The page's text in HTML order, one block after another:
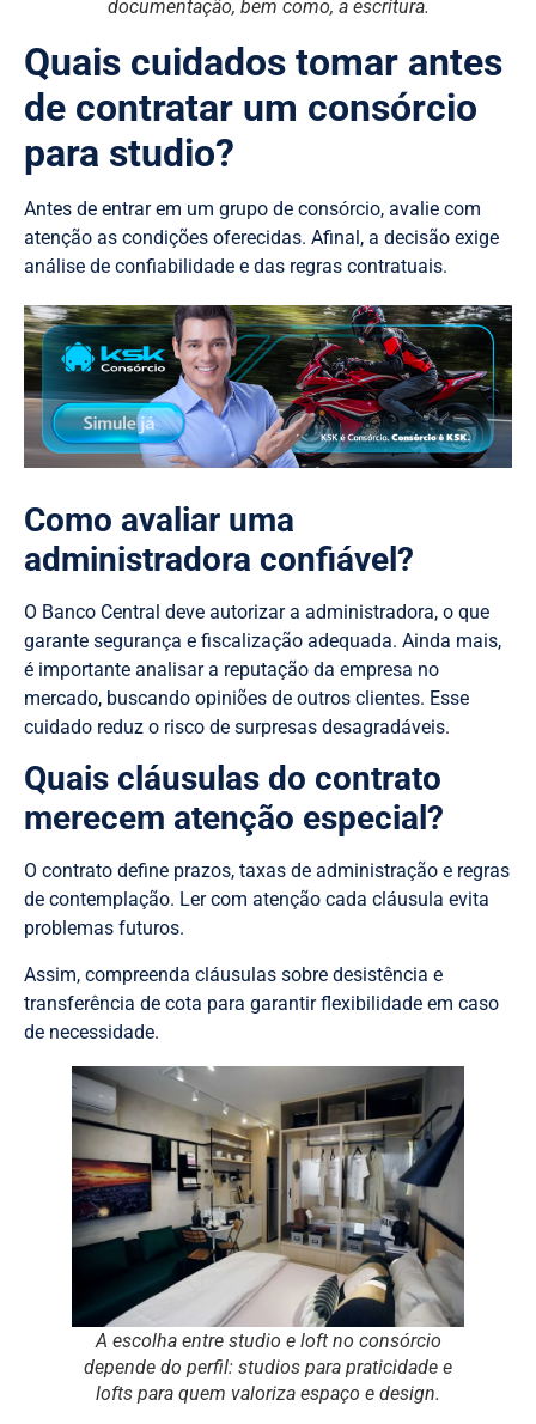
documentação, bem como, a escritura.
Quais cuidados tomar antes
de contratar um consórcio
para studio?
Antes de entrar em um grupo de consórcio, avalie com
atenção as condições oferecidas. Afinal, a decisão exige
análise de confiabilidade e das regras contratuais.
Como avaliar uma
administradora confiável?
O Banco Central deve autorizar a administradora, o que
garante segurança e fiscalização adequada. Ainda mais,
é importante analisar a reputação da empresa no
mercado, buscando opiniões de outros clientes. Esse
cuidado reduz o risco de surpresas desagradáveis.
Quais cláusulas do contrato
merecem atenção especial?
O contrato define prazos, taxas de administração e regras
de contemplação. Ler com atenção cada cláusula evita
problemas futuros.
Assim, compreenda cláusulas sobre desistência e
transferência de cota para garantir flexibilidade em caso
de necessidade.
A escolha entre studio e loft no consórcio
depende do perfil: studios para praticidade e
lofts para quem valoriza espaço e design.